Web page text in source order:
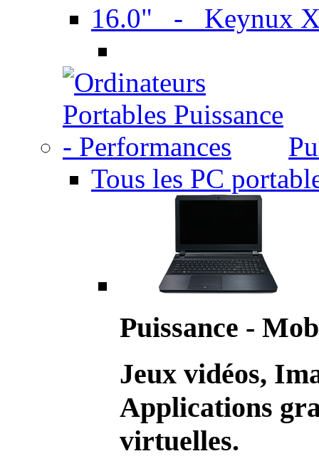
16.0" - Keynux
Tous les PC
Puissance -
Jeux vidéos,
Applications
virtuelles.